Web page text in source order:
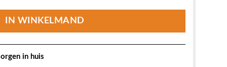
IN WINKELMAND
in huis